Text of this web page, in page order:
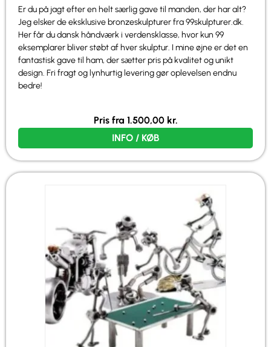
Er du på jagt efter en helt særlig gave til manden, der har alt?
Jeg elsker de eksklusive bronzeskulpturer fra 99skulpturer.dk.
Her får du dansk håndværk i verdensklasse, hvor kun 99
eksemplarer bliver støbt af hver skulptur. I mine øjne er det en
fantastisk gave til ham, der sætter pris på kvalitet og unikt
design. Fri fragt og lynhurtig levering gør oplevelsen endnu
bedre!
Pris fra 1.500,00 kr.
INFO / KØB